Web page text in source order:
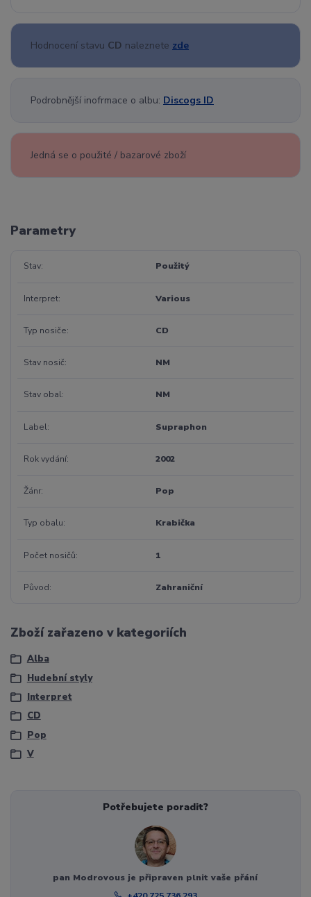
Hodnocení stavu CD naleznete zde
Podrobnější inofrmace o albu: Discogs ID
Jedná se o použité / bazarové zboží
Parametry
Stav Použitý
Interpret Various
Typ nosiče CD
Stav nosič NM
Stav obal NM
Label Supraphon
Rok vydání 2002
Žánr Pop
Typ obalu Krabička
Počet nosičů 1
Původ Zahraniční
Zboží zařazeno v kategoriích
Alba
Hudební styly
Interpret
CD
Pop
V
Potřebujete poradit?
pan Modrovous je připraven plnit vaše přání